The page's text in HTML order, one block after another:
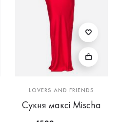
LOVERS AND FRIENDS
Сукня максі Mischa